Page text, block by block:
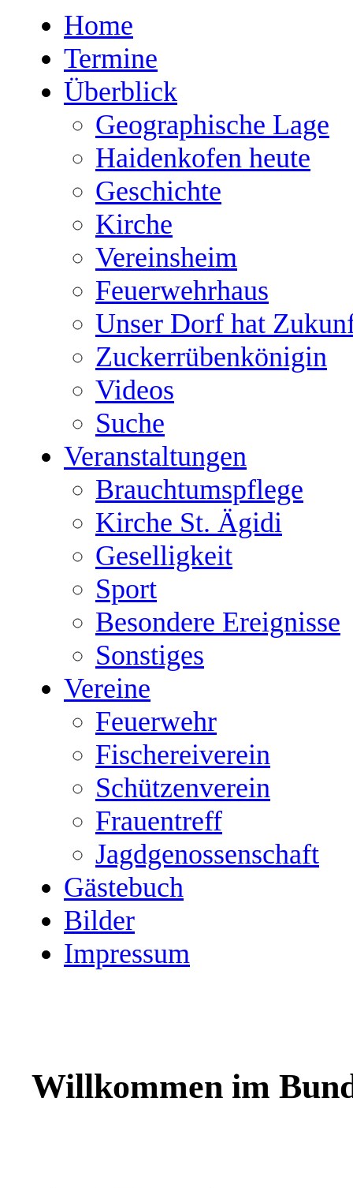
Home
Termine
Überblick
Geographische Lage
Haidenkofen heute
Geschichte
Kirche
Vereinsheim
Feuerwehrhaus
Unser Dorf hat
Zuckerrübenkönigin
Videos
Suche
Veranstaltungen
Brauchtumspflege
Kirche St. Ägidi
Geselligkeit
Sport
Besondere Ereignisse
Sonstiges
Vereine
Feuerwehr
Fischereiverein
Schützenverein
Frauentreff
Jagdgenossenschaft
Gästebuch
Bilder
Impressum
Willkommen im